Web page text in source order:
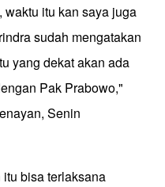
itu kan saya juga
sudah mengatakan
yang dekat akan ada
Pak Prabowo,"
Senin
bisa terlaksana